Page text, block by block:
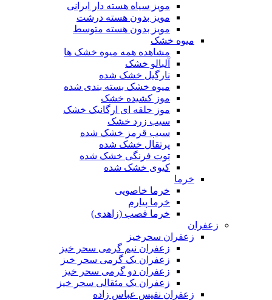
مویز سیاه هسته دار ایرانی
مویز بدون هسته درشت
مویز بدون هسته متوسط
میوه خشک
مشاهده همه میوه خشک ها
آلبالو خشک
نارگیل خشک شده
میوه خشک بسته بندی شده
موز کشیده خشک
موز حلقه ای ارگانیک خشک
سیب زرد خشک
سیب قرمز خشک شده
پرتقال خشک شده
توت فرنگی خشک شده
کیوی خشک شده
خرما
خرما خاصویی
خرما پیارم
خرما قصب (زاهدی)
زعفران
زعفران سحرخیز
زعفران نیم گرمی سحر خیز
زعفران یک گرمی سحر خیز
زعفران دو گرمی سحر خیز
زعفران یک مثقالی سحر خیز
زعفران نفیس عباس زاده